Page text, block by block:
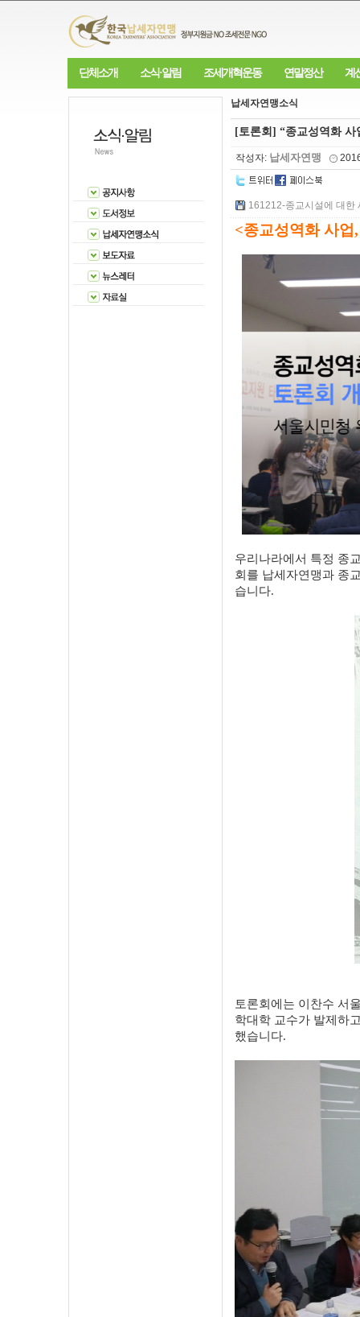
단체소개 소식·알림 조세개혁운동 연말정산 계
납세자연맹소식
[토론회] “종교성역화
작성자: 납세자연맹
161212-종교시설에 대한
<종교성역화 사
우리나라에서 특정 종
회를 납세자연맹과 종
습니다.
토론회에는 이찬수 서
학대학 교수가 발제하
했습니다.